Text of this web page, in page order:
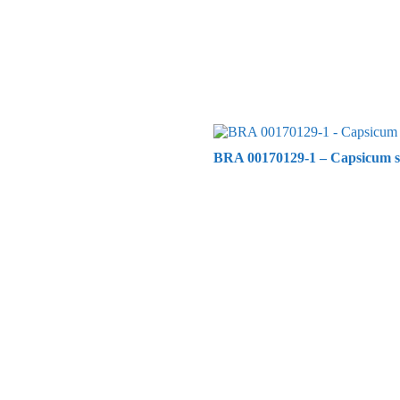
BRA 00170129-1 – Capsicum